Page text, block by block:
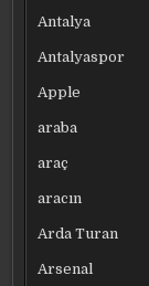
Antalya
Antalyaspor
Apple
araba
araç
aracın
Arda Turan
Arsenal